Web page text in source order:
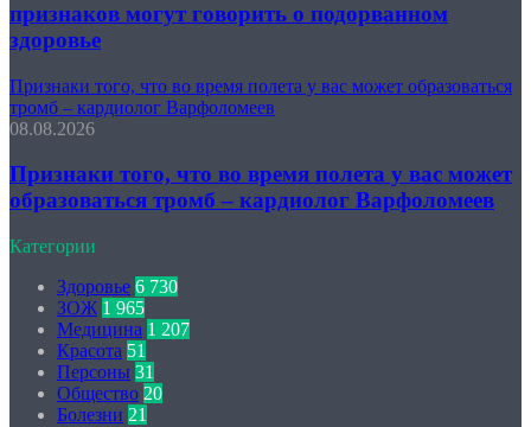
признаков могут говорить о подорванном
здоровье
Признаки того, что во время полета у вас может образоваться
тромб – кардиолог Варфоломеев
08.08.2026
Признаки того, что во время полета у вас может
образоваться тромб – кардиолог Варфоломеев
Категории
Здоровье 6 730
ЗОЖ 1 965
Медицина 1 207
Красота 51
Персоны 31
Общество 20
Болезни 21